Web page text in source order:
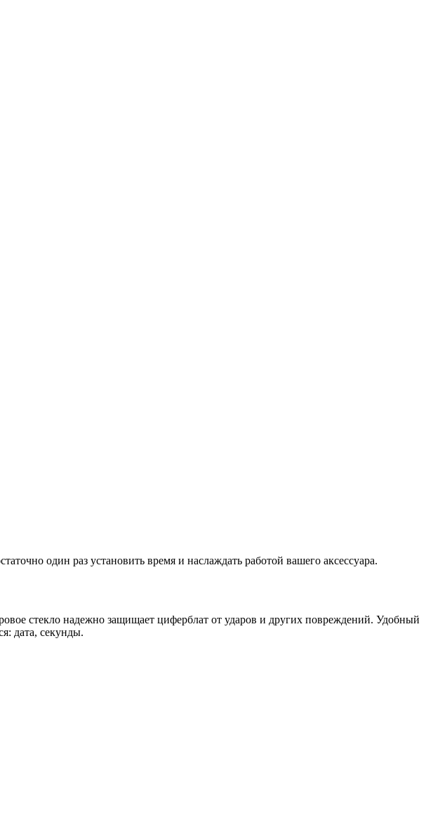
один раз установить время и наслаждать работой вашего аксессуара.
стекло надежно защищает циферблат от ударов и других повреждений. Удобный
дата, секунды.